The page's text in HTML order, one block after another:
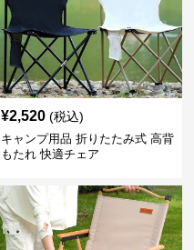
¥2,520 (税込)
キャンプ用品 折りたたみ式 高背
もたれ 快適チェア